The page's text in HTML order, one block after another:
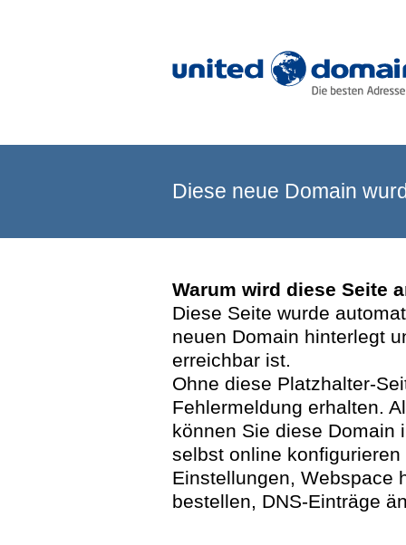
Diese neue Domain
Warum wird diese Seite
Diese Seite wurde
neuen Domain hinterlegt
erreichbar ist.
Ohne diese Platzhalter-
Fehlermeldung erhalten.
können Sie diese Domain
selbst online
Einstellungen, Webspace
bestellen, DNS-Einträge